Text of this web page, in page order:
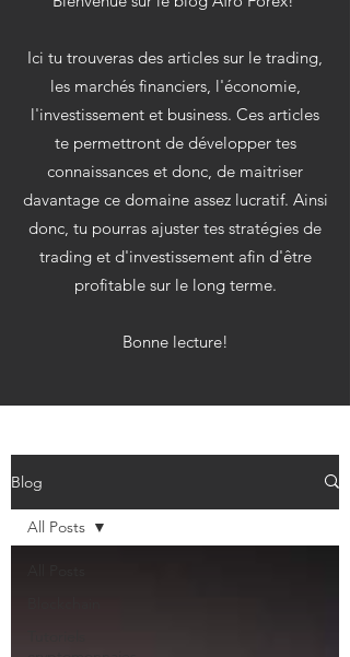
Ici tu trouveras des articles sur le trading,
les marchés financiers, l'économie,
l'investissement et business. Ces articles
te permettront de développer tes
connaissances et donc, de maitriser
davantage ce domaine assez lucratif. Ainsi
donc, tu pourras ajuster tes stratégies de
trading et d'investissement afin d'être
profitable sur le long terme.
Bonne lecture!
Blog
All Posts